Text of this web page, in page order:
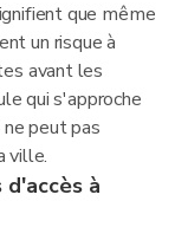
que même
un risque à
avant les
qui s'approche
ne peut pas
ville.
à